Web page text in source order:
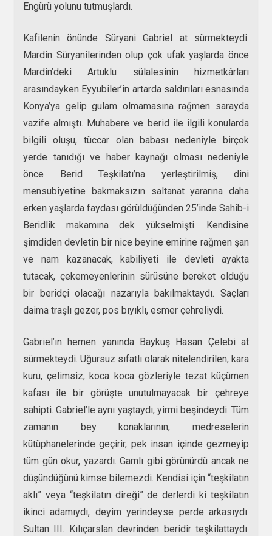
Engürü yolunu tutmuşlardı.
Kafilenin önünde Süryani Gabriel at sürmekteydi.
Mardin Süryanilerinden olup çok ufak yaşlarda önce
Mardin’deki Artuklu sülalesinin hizmetkârları
arasındayken Eyyubiler’in artarda saldırıları esnasında
Konya’ya gelip gulam olmamasına rağmen sarayda
vazife almıştı. Muhabere ve berid ile ilgili konularda
bilgili oluşu, tüccar olan babası nedeniyle birçok
yerde tanıdığı ve haber kaynağı olması nedeniyle
önce Berid Teşkilatı’na yerleştirilmiş, dini
mensubiyetine bakmaksızın saltanat yararına daha
erken yaşlarda faydası görüldüğünden 25’inde Sahib-i
Beridlik makamına dek yükselmişti. Kendisine
şimdiden devletin bir nice beyine emirine rağmen şan
ve nam kazanacak, kabiliyeti ile devleti ayakta
tutacak, çekemeyenlerinin sürüsüne bereket olduğu
bir beridçi olacağı nazarıyla bakılmaktaydı. Saçları
daima traşlı gezer, pos bıyıklı, esmer çehreliydi.
Gabriel’in hemen yanında Baykuş Hasan Çelebi at
sürmekteydi. Uğursuz sıfatlı olarak nitelendirilen, kara
kuru, çelimsiz, koca koca gözleriyle tezat küçümen
kafası ile bir görüşte unutulmayacak bir çehreye
sahipti. Gabriel’le aynı yaştaydı, yirmi beşindeydi. Tüm
zamanın bey konaklarının, medreselerin
kütüphanelerinde geçirir, pek insan içinde gezmeyip
tüm gün okur, yazardı. Gamlı gibi görünürdü ancak ne
düşündüğünü kimse bilemezdi. Kendisi için “teşkilatın
aklı” veya “teşkilatın direği” de derlerdi ki teşkilatın
ikinci adamıydı, deyim yerindeyse perde arkasıydı.
Sultan III. Kılıçarslan devrinden beridir teşkilattaydı.